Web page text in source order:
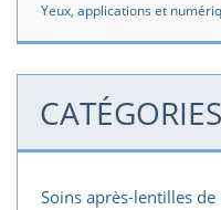
Yeux, applications et
CATÉGORIES
Soins après-lentilles de